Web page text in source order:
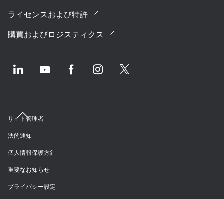
ライセンスおよび特許
購買およびロジスティクス
サイト管理者
法的通知
個人情報保護方針
重要なお知らせ
プライバシー設定